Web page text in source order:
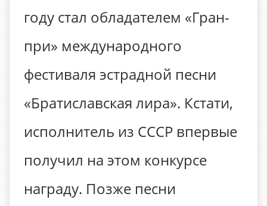
году стал обладателем «Гран-
при» международного
фестиваля эстрадной песни
«Братиславская лира». Кстати,
исполнитель из СССР впервые
получил на этом конкурсе
награду. Позже песни